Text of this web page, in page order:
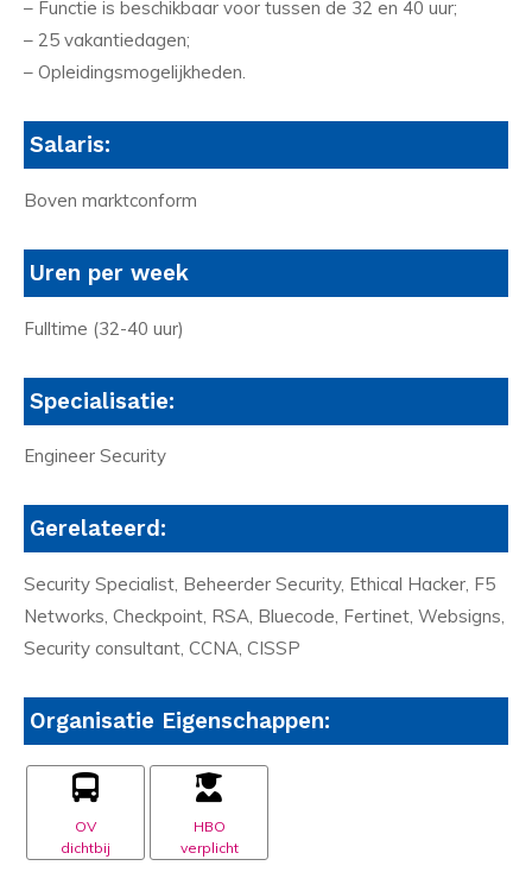
– Functie is beschikbaar voor tussen de 32 en 40 uur;
– 25 vakantiedagen;
– Opleidingsmogelijkheden.
Salaris:
Boven marktconform
Uren per week
Fulltime (32-40 uur)
Specialisatie:
Engineer Security
Gerelateerd:
Security Specialist, Beheerder Security, Ethical Hacker, F5
Networks, Checkpoint, RSA, Bluecode, Fertinet, Websigns,
Security consultant, CCNA, CISSP
Organisatie Eigenschappen:
OV
dichtbij
HBO
verplicht